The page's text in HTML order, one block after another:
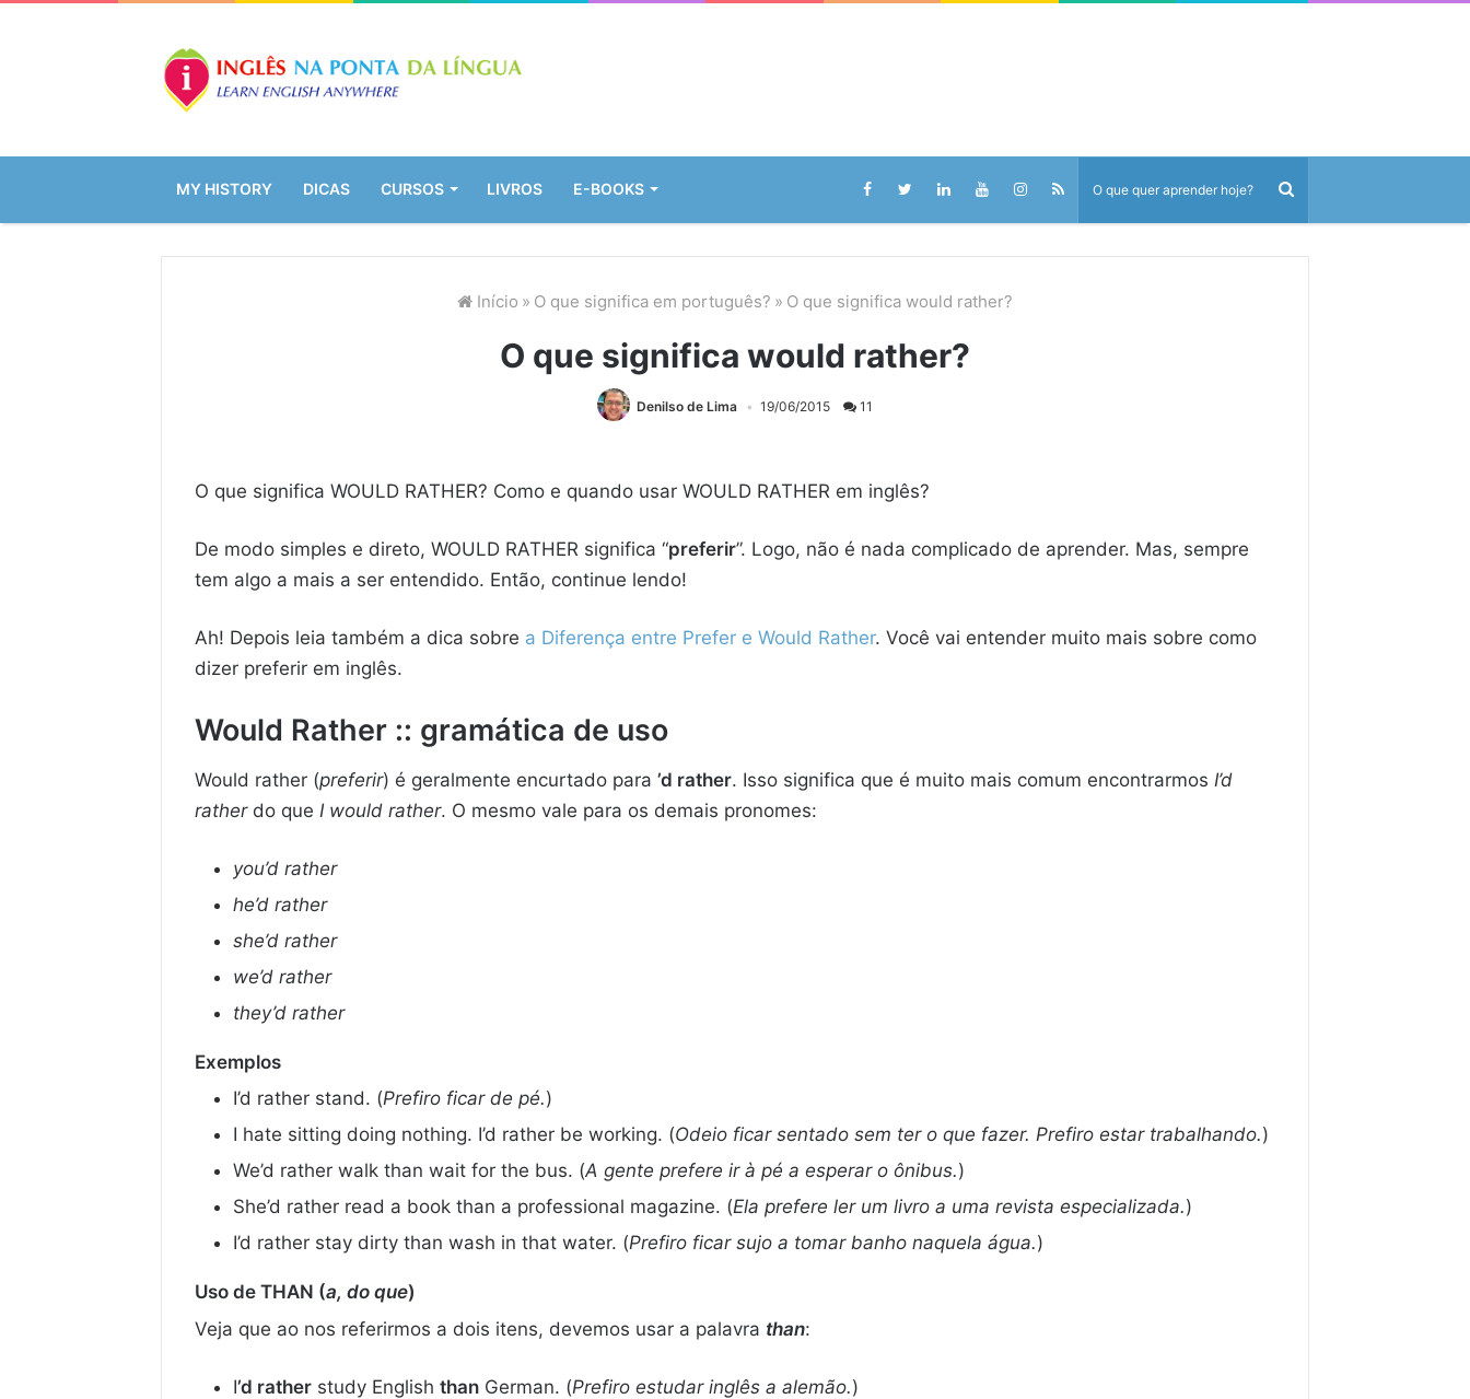
MY HISTORY DICAS CURSOS LIVROS E-BOOKS
Início » O que significa em português? » O que significa would rather?
O que significa would rather?
Denilso de Lima 19/06/2015 11
O que significa WOULD RATHER? Como e quando usar WOULD RATHER em inglês?
De modo simples e direto, WOULD RATHER significa “preferir”. Logo, não é nada complicado de aprender. Mas, sempre
tem algo a mais a ser entendido. Então, continue lendo!
Ah! Depois leia também a dica sobre a Diferença entre Prefer e Would Rather. Você vai entender muito mais sobre como
dizer preferir em inglês.
Would Rather :: gramática de uso
Would rather (preferir) é geralmente encurtado para ’d rather. Isso significa que é muito mais comum encontrarmos I’d
ratherdo que I would rather. O mesmo vale para os demais pronomes:
you’d rather
he’d rather
she’d rather
we’d rather
they’d rather
Exemplos
I’d rather stand. (Prefiro ficar de pé.)
I hate sitting doing nothing. I’d rather be working. (Odeio ficar sentado sem ter o que fazer. Prefiro estar trabalhando.)
We’d rather walk than wait for the bus. (A gente prefere ir à pé a esperar o ônibus.)
She’d rather read a book than a professional magazine. (Ela prefere ler um livro a uma revista especializada.)
I’d rather stay dirty than wash in that water. (Prefiro ficar sujo a tomar banho naquela água.)
Uso de THAN (a, do que)
Veja que ao nos referirmos a dois itens, devemos usar a palavra than:
I’d rather study English than German. (Prefiro estudar inglês a alemão.)